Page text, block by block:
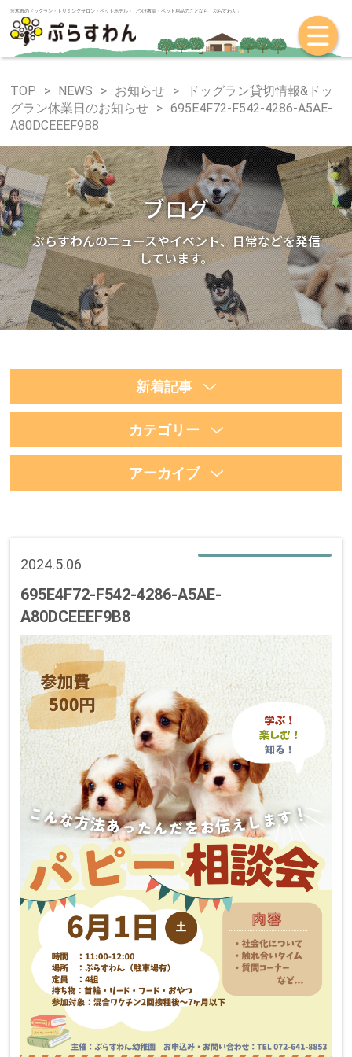
茨木市のドッグラン・トリミングサロン・ペットホテル・しつけ教室・ペッ
TOP NEWS お知らせ
ドッグラン貸切情報&ドッ
グラン休業日のお知らせ
695E4F72-F542-4286-A5AE-
A80DCEEEF9B8
ブログ
ぷらすわんのニュースやイベント、日常などを発信
しています。
新着記事
カテゴリー
アーカイブ
2024.5.06
695E4F72-F542-4286-A5AE-
A80DCEEEF9B8